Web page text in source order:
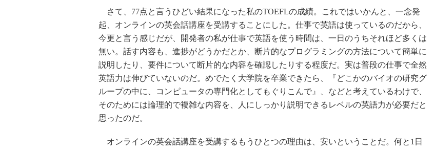
さて、77点と言うひどい結果になった私のTOEFLの成績。これではいかんと、一念発
起、オンラインの英会話講座を受講することにした。仕事で英語は使っているのだから、
今更と言う感じだが、開発者の私が仕事で英語を使う時間は、一日のうちそれほど多くは
無い。話す内容も、進捗がどうかだとか、断片的なプログラミングの方法について簡単に
説明したり、要件について断片的な内容を確認したりする程度だ。実は普段の仕事で全然
英語力は伸びていないのだ。めでたく大学院を卒業できたら、『どこかのバイオの研究グ
ループの中に、コンピュータの専門化としてもぐりこんで』、などと考えているわけで、
そのためには論理的で複雑な内容を、人にしっかり説明できるレベルの英語力が必要だと
思ったのだ。
オンラインの英会話講座を受講するもうひとつの理由は、安いということだ。何と1日